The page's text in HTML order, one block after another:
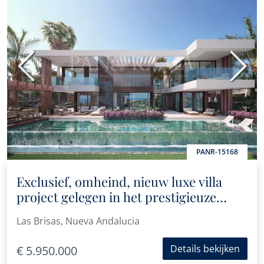
PANR-15168
Vorige
Exclusief, omheind, nieuw luxe villa
project gelegen in het prestigieuze
gebied van Las Brisas, Nueva Andalucia
Las Brisas, Nueva Andalucia
€ 5.950.000 Details bekijken